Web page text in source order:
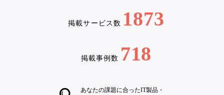
掲載サービス数 1873
掲載事例数 718
あなたの課題に合ったIT製品・